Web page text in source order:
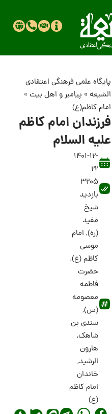
پایگاه علمی فرهنگی اعتقادی
الشیعه» پیامبر و اهل بیت»
امام کاظم(ع)
فرزندان امام کاظم
عليه السلام‏
1401-12-
22
3205
بازدید
شیخ
مفید
(ره), امام
موسی
کاظم (ع),
حضرت
فاطمه
معصومه
(س),
سندی بن
شاهک,
هارون
الرشید,
خاندان
امام کاظم
(ع)